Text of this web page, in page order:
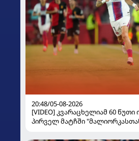
20:48/05-08-2026
[VIDEO] კვარაცხელიამ 60 წუთი
პირველ მატჩში